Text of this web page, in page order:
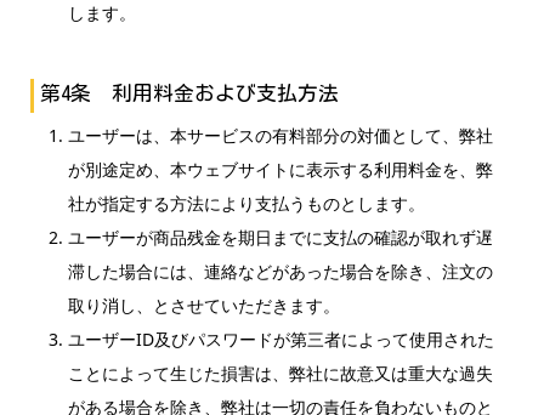
します。
第4条 利用料金および支払方法
ユーザーは、本サービスの有料部分の対価として、弊社
が別途定め、本ウェブサイトに表示する利用料金を、弊
社が指定する方法により支払うものとします。
ユーザーが商品残金を期日までに支払の確認が取れず遅
滞した場合には、連絡などがあった場合を除き、注文の
取り消し、とさせていただきます。
ユーザーID及びパスワードが第三者によって使用された
ことによって生じた損害は、弊社に故意又は重大な過失
がある場合を除き、弊社は一切の責任を負わないものと